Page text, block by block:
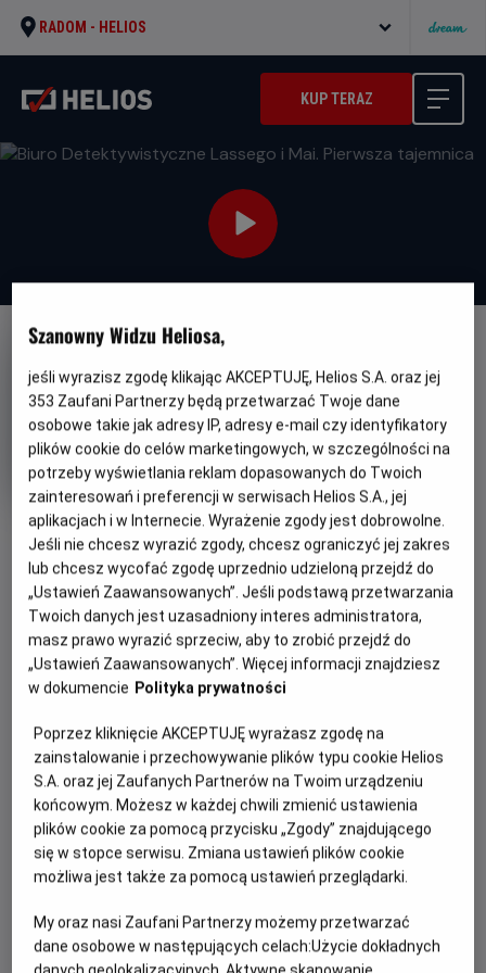
RADOM - HELIOS
KUP TERAZ
DUBBING
OBSERWUJ
Biuro Detektywistyczne
Lassego i Mai. Pierwsza
tajemnica
Gatunek
Familijny
Minimalny
wiek
Od 6 lat
Czas
trwania
95 min
Kraj
i
rok
produkcji
Szwecja (2018)
PREMIERA
6 marca 2019
REŻYSERIA
Josephine Bornebusch
SCENARIUSZ
Henrik Engström, Mattias
OBSADA
Ester Vuori , Frank Dorsin, Johan Rheborg
WIĘCEJ SZCZEGÓŁÓW
OPIS FILMU
Pierwsze zlecenie dla Detektywistycznego Biura Lassego i
Mai! Przed rozpoczęciem ważnego konkursu, w szkole w
Valleby, znika cenna nagroda. Czy dzieciom uda się ją
odnaleźć?
Bohaterowie popularnej serii filmów otrzymują pierwsze
poważne zlecenie. Konkurs Hammarabi ma szansę stać się
starożytna księga, w której spisano zasady rozwiązywania
sporów. Tuż przed rozpoczęciem konkursu książka znika w
Szanowny Widzu Heliosa,
jeśli wyrazisz zgodę klikając AKCEPTUJĘ, Helios S.A. oraz jej
353 Zaufani Partnerzy będą przetwarzać Twoje dane
osobowe takie jak adresy IP, adresy e-mail czy identyfikatory
plików cookie do celów marketingowych, w szczególności na
potrzeby wyświetlania reklam dopasowanych do Twoich
zainteresowań i preferencji w serwisach Helios S.A., jej
aplikacjach i w Internecie. Wyrażenie zgody jest dobrowolne.
Jeśli nie chcesz wyrazić zgody, chcesz ograniczyć jej zakres
lub chcesz wycofać zgodę uprzednio udzieloną przejdź do
„Ustawień Zaawansowanych”. Jeśli podstawą przetwarzania
Twoich danych jest uzasadniony interes administratora,
masz prawo wyrazić sprzeciw, aby to zrobić przejdź do
„Ustawień Zaawansowanych”. Więcej informacji znajdziesz
w dokumencie Polityka prywatności
Poprzez kliknięcie AKCEPTUJĘ wyrażasz zgodę na
zainstalowanie i przechowywanie plików typu cookie Helios
S.A. oraz jej Zaufanych Partnerów na Twoim urządzeniu
końcowym. Możesz w każdej chwili zmienić ustawienia
plików cookie za pomocą przycisku „Zgody” znajdującego
się w stopce serwisu. Zmiana ustawień plików cookie
możliwa jest także za pomocą ustawień przeglądarki.
My oraz nasi Zaufani Partnerzy możemy przetwarzać
dane osobowe w następujących celach:Użycie dokładnych